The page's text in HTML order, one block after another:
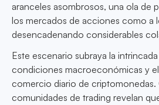
aranceles asombrosos, una ola de
los mercados de acciones como a
desencadenando considerables
Este escenario subraya la
condiciones macroeconómicas y
comercio diario de criptomonedas.
comunidades de trading revelan